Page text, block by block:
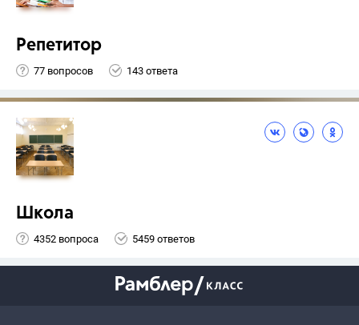
Репетитор
77 вопросов 143 ответа
Школа
4352 вопроса 5459 ответов